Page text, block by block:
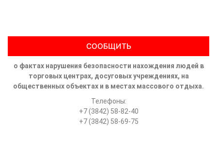
СООБЩИТЬ
о фактах нарушения безопасности нахождения людей в
торговых центрах, досуговых учреждениях, на
общественных объектах и в местах массового отдыха.
Телефоны:
+7 (3842) 58-82-40
+7 (3842) 58-69-75